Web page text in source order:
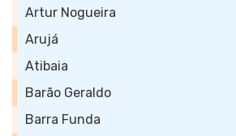
Artur Nogueira
Arujá
Atibaia
Barão Geraldo
Barra Funda